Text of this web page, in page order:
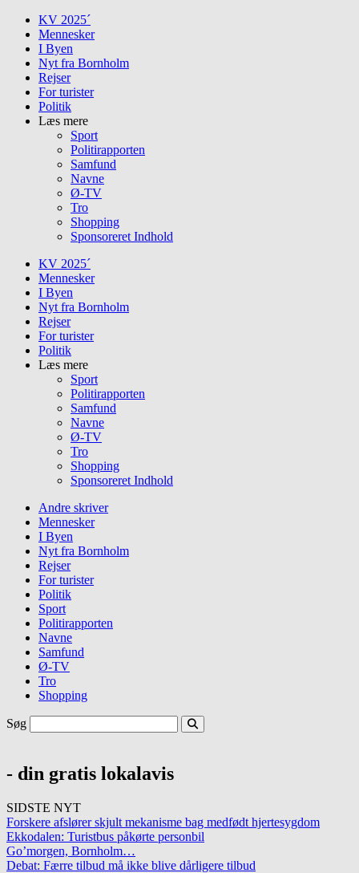
Skip
content
KV 2025´
Mennesker
I Byen
Nyt fra Bornholm
Rejser
For turister
Politik
Læs mere
Sport
Politirapporten
Samfund
Navne
Ø-TV
Tro
Shopping
Sponsoreret Indhold
KV 2025´
Mennesker
I Byen
Nyt fra Bornholm
Rejser
For turister
Politik
Læs mere
Sport
Politirapporten
Samfund
Navne
Ø-TV
Tro
Shopping
Sponsoreret Indhold
Andre skriver
Mennesker
I Byen
Nyt fra Bornholm
Rejser
For turister
Politik
Sport
Politirapporten
Navne
Samfund
Ø-TV
Tro
Shopping
Søg
- din gratis lokalavis
SIDSTE NYT
Forskere afslører skjult mekanisme bag medfødt hjertesygdom
Ekkodalen: Turistbus påkørte personbil
Go’morgen, Bornholm…
Debat: Færre tilbud må ikke blive dårligere tilbud